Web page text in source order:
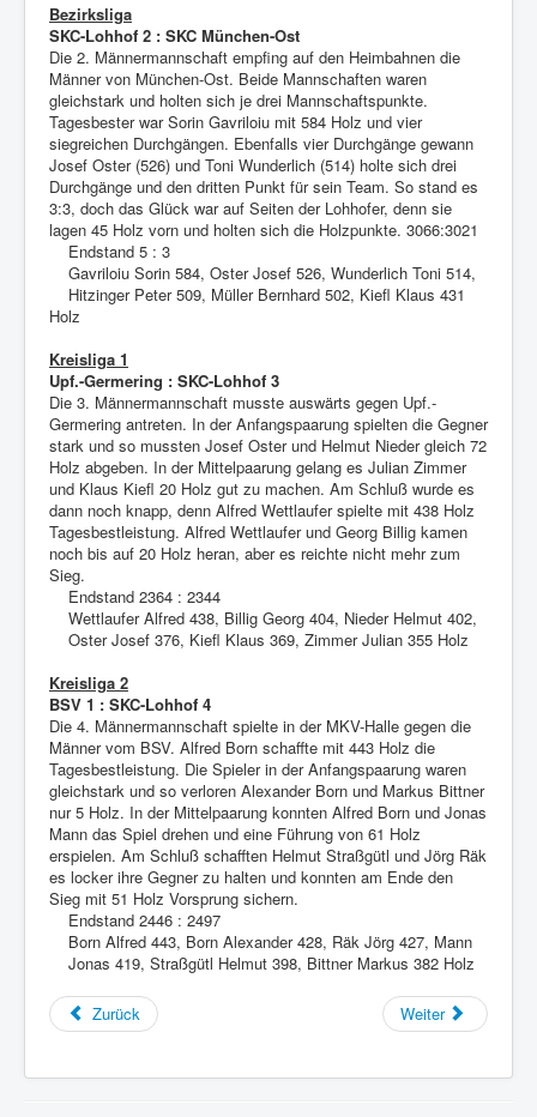
Bezirksliga
SKC-Lohhof 2 : SKC München-Ost
Die 2. Männermannschaft empfing auf den Heimbahnen die
Männer von München-Ost. Beide Mannschaften waren
gleichstark und holten sich je drei Mannschaftspunkte.
Tagesbester war Sorin Gavriloiu mit 584 Holz und vier
siegreichen Durchgängen. Ebenfalls vier Durchgänge gewann
Josef Oster (526) und Toni Wunderlich (514) holte sich drei
Durchgänge und den dritten Punkt für sein Team. So stand es
3:3, doch das Glück war auf Seiten der Lohhofer, denn sie
lagen 45 Holz vorn und holten sich die Holzpunkte. 3066:3021
Endstand 5 : 3
Gavriloiu Sorin 584, Oster Josef 526, Wunderlich Toni 514,
Hitzinger Peter 509, Müller Bernhard 502, Kiefl Klaus 431
Holz
Kreisliga 1
Upf.-Germering : SKC-Lohhof 3
Die 3. Männermannschaft musste auswärts gegen Upf.-
Germering antreten. In der Anfangspaarung spielten die Gegner
stark und so mussten Josef Oster und Helmut Nieder gleich 72
Holz abgeben. In der Mittelpaarung gelang es Julian Zimmer
und Klaus Kiefl 20 Holz gut zu machen. Am Schluß wurde es
dann noch knapp, denn Alfred Wettlaufer spielte mit 438 Holz
Tagesbestleistung. Alfred Wettlaufer und Georg Billig kamen
noch bis auf 20 Holz heran, aber es reichte nicht mehr zum
Sieg.
Endstand 2364 : 2344
Wettlaufer Alfred 438, Billig Georg 404, Nieder Helmut 402,
Oster Josef 376, Kiefl Klaus 369, Zimmer Julian 355 Holz
Kreisliga 2
BSV 1 : SKC-Lohhof 4
Die 4. Männermannschaft spielte in der MKV-Halle gegen die
Männer vom BSV. Alfred Born schaffte mit 443 Holz die
Tagesbestleistung. Die Spieler in der Anfangspaarung waren
gleichstark und so verloren Alexander Born und Markus Bittner
nur 5 Holz. In der Mittelpaarung konnten Alfred Born und Jonas
Mann das Spiel drehen und eine Führung von 61 Holz
erspielen. Am Schluß schafften Helmut Straßgütl und Jörg Räk
es locker ihre Gegner zu halten und konnten am Ende den
Sieg mit 51 Holz Vorsprung sichern.
Endstand 2446 : 2497
Born Alfred 443, Born Alexander 428, Räk Jörg 427, Mann
Jonas 419, Straßgütl Helmut 398, Bittner Markus 382 Holz
Zurück Weiter